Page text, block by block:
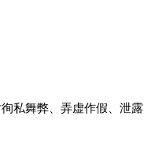
私舞弊、弄虚作假、泄露